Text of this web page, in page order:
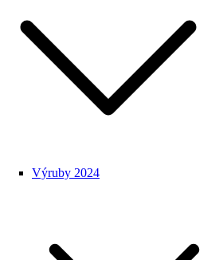
Výruby 2024